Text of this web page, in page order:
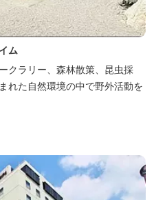
ム
クラリー、森林散策、昆虫採
れた自然環境の中で野外活動を